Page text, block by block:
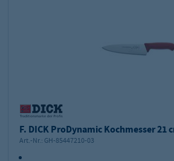
F. DICK ProDynamic Kochmesser 21
Art.-Nr.: GH-85447210-03